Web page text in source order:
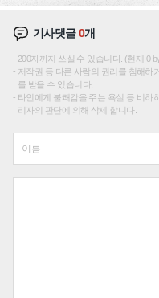
기사댓글0개
200자까지 쓰실 수 있습니다. (현재 0
저작권 등 다른 사람의 권리를 침해하
를 받을 수 있습니다.
타인에게 불쾌감을 주는 욕설 등 비하
리자의 판단에 의해 삭제 합니다.